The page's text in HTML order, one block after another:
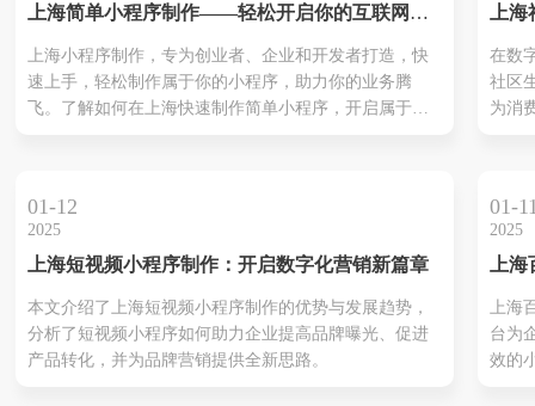
选工
作流
何在
成本
上海简单小程序制作——轻松开启你的互联网创
上海小程序制作，专为创业者、企业和开发者打造，快
速上手，轻松制作属于你的小程序，助力你的业务腾
飞。了解如何在上海快速制作简单小程序，开启属于你
上海
新蓝
在数
社区
为消
务。
求、
运营
生鲜
01-12
2025
上海短视频小程序制作：开启数字化营销新篇章
本文介绍了上海短视频小程序制作的优势与发展趋势，
分析了短视频小程序如何助力企业提高品牌曝光、促进
产品转化，并为品牌营销提供全新思路。
01-
2025
上海
化转
上海
台为
效的